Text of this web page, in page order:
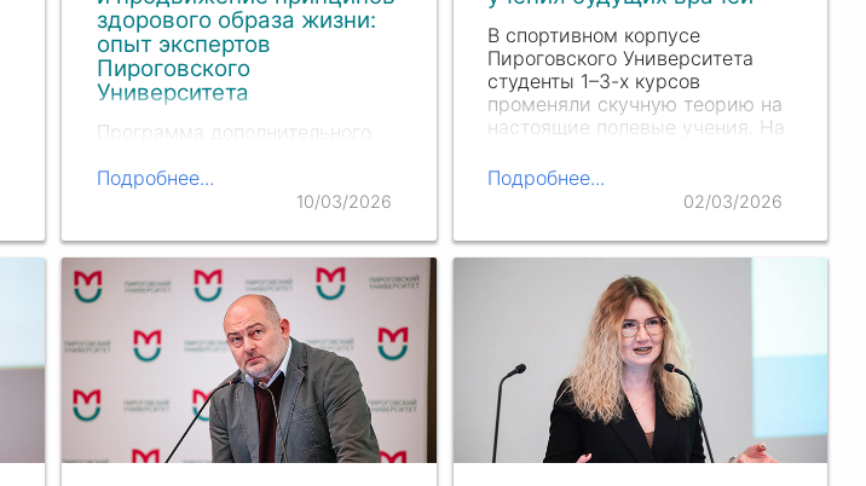
здорового образа жизни:
опыт экспертов
Пироговского
Университета
Программа дополнительного
образования «Студенческий
спорт и пропаганда здорового
фармацевтическом вузе»
включала в себя онлайн-
лекционный курс от экспертов
Пироговского…
Подробнее...
10/03/2026
В спортивном корпусе
Пироговского Университета
студенты 1–3-х курсов
променяли скучную теорию на
настоящие полевые учения. На
дисциплине «Физическая
культура» ребята прошли
спортивную…
Подробнее...
02/03/2026